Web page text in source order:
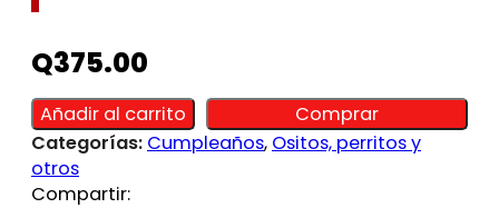
Q375.00
Añadir al carrito Comprar
Alternative:
Alternative:
Categorías: Cumpleaños, Ositos, perritos y
otros
Compartir: